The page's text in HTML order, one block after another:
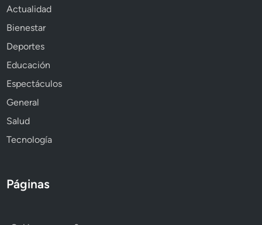
Actualidad
Bienestar
Deportes
Educación
Espectáculos
General
Salud
Tecnología
Páginas